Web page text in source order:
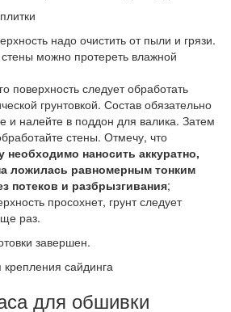
надо очистить от пыли и грязи.
стены можно протереть влажной
поверхность следует обработать
грунтовкой. Состав обязательно
и налейте в поддон для валика. Затем
стены. Отмечу, что
необходимо наносить аккуратно,
ложилась равномерным тонким
потеков и разбрызгивания;
просохнет, грунт следует
раз.
завершен.
крепления сайдинга
для обшивки